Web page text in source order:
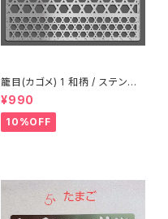
籠目(カゴメ) 1 和柄 / ステンレ
ス製ステンシル(z22)
¥990
10%OFF